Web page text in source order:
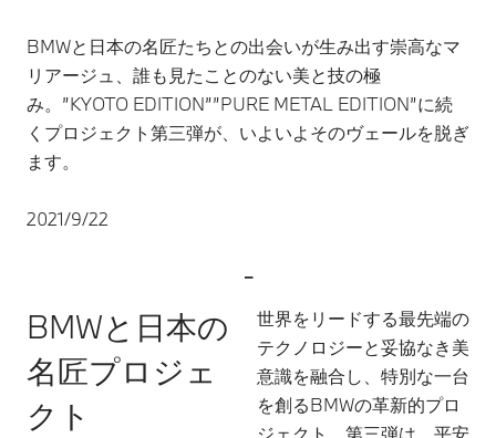
BMWと日本の名匠たちとの出会いが生み出す崇高なマ
リアージュ、誰も見たことのない美と技の極
み。”KYOTO EDITION””PURE METAL EDITION”に続
くプロジェクト第三弾が、いよいよそのヴェールを脱ぎ
ます。
2021/9/22
-
BMWと日本の
名匠プロジェ
クト
世界をリードする最先端の
テクノロジーと妥協なき美
意識を融合し、特別な一台
を創るBMWの革新的プロ
ジェクト。第三弾は、平安